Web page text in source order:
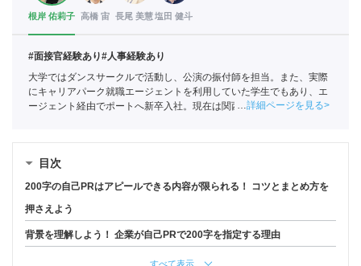
根岸 佑莉子 高橋 宙 長尾 美慧塩田 健斗
#面接官経験あり#人事経験あり
大学ではダンスサークルで活動し、公演の振付師を担当。また、実際
にキャリアパーク就職エージェントを利用していた学生でもあり、エ
ージェント経由でポートへ新卒入社。現在は関西の学生への支援を中
詳細ページを見る
目次
200字の自己PRはアピールできる内容が限られる！ コツとまとめ方を
押さえよう
背景を理解しよう！ 企業が自己PRで200字を指定する理由
すべて表示